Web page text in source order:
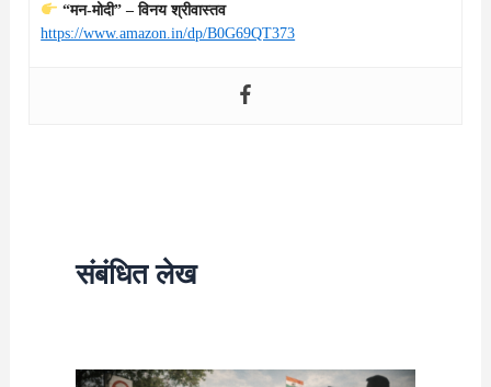
“मन-मोदी” – विनय श्रीवास्तव
https://www.amazon.in/dp/B0G69QT373
संबंधित लेख